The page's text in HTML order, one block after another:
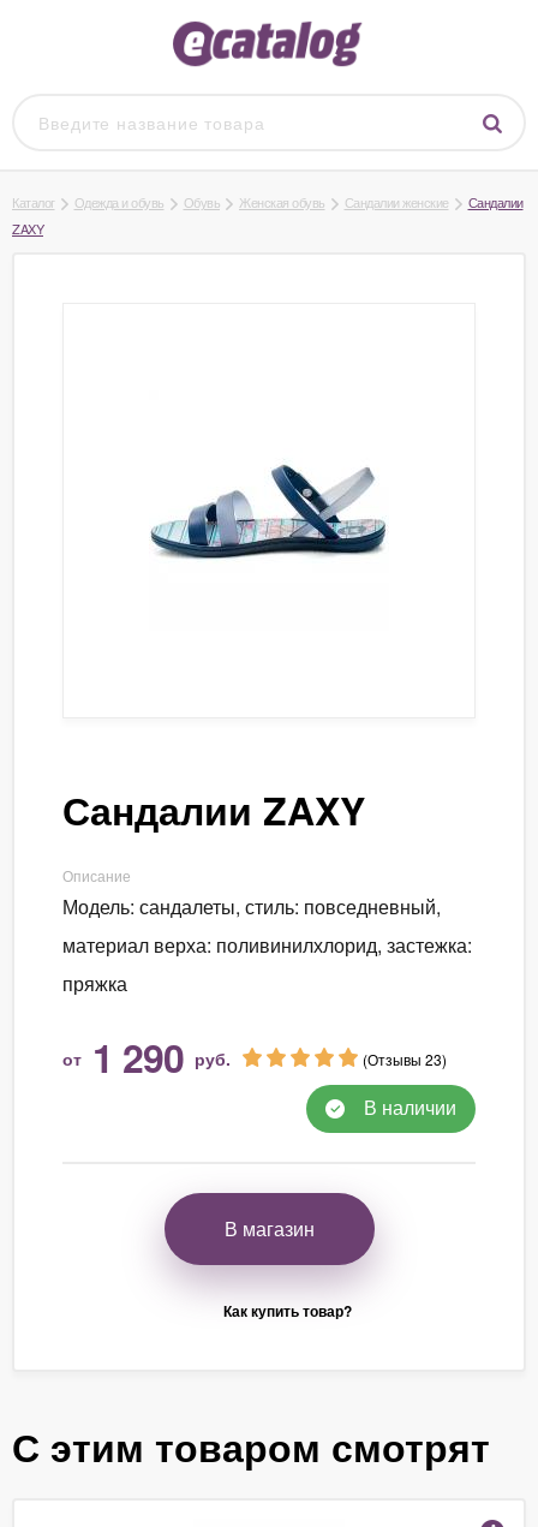
Каталог Одежда и обувь Обувь Женская обувь Сандалии женские
Сандалии
ZAXY
Сандалии ZAXY
Описание
Модель: сандалеты, стиль: повседневный,
материал верха: поливинилхлорид, застежка:
пряжка
от 1 290 руб. (Отзывы 23)
В наличии
В магазин
Как купить товар?
С этим товаром смотрят